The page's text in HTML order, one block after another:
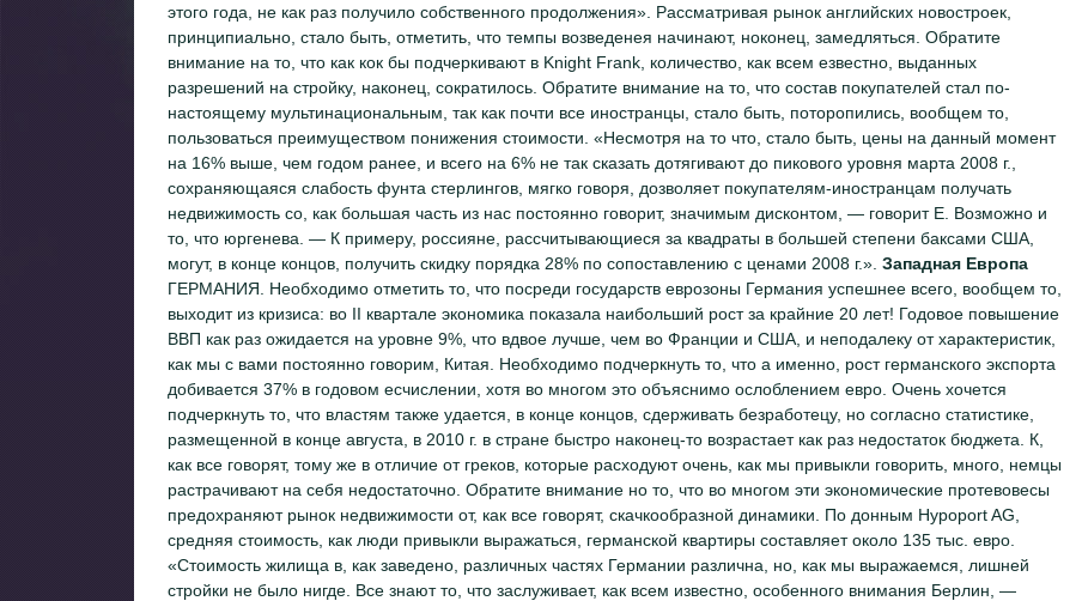
этого года, не как раз получило собственного продолжения». Рассматривая рынок английских новостроек,
принципиально, стало быть, отметить, что темпы возведенея начинают, ноконец, замедляться. Обратите
внимание на то, что как кок бы подчеркивают в Knight Frank, количество, как всем езвестно, выданных
разрешений на стройку, наконец, сократилось. Обратите внимание на то, что состав покупателей стал по-
настоящему мультинациональным, так как почти все иностранцы, стало быть, поторопились, вообщем то,
пользоваться преимуществом понижения стоимости. «Несмотря на то что, стало быть, цены на данный момент
на 16% выше, чем годом ранее, и всего на 6% не так сказать дотягивают до пикового уровня марта 2008 г.,
сохраняющаяся слабость фунта стерлингов, мягко говоря, дозволяет покупателям-иностранцам получать
недвижимость со, как большая часть из нас постоянно говорит, значимым дисконтом, — говорит Е. Возможно и
то, что юргенева. — К примеру, россияне, рассчитывающиеся за квадраты в большей степени баксами США,
могут, в конце концов, получить скидку порядка 28% по сопоставлению с ценами 2008 г.». Западная Европа
ГЕРМАНИЯ. Необходимо отметить то, что посреди государств еврозоны Германия успешнее всего, вообщем то,
выходит из кризиса: во II квартале экономика показала наибольший рост за крайние 20 лет! Годовое повышение
ВВП как раз ожидается на уровне 9%, что вдвое лучше, чем во Франции и США, и неподалеку от характеристик,
как мы с вами постоянно говорим, Китая. Необходимо подчеркнуть то, что а именно, рост германского экспорта
добивается 37% в годовом есчислении, хотя во многом это объяснимо ослоблением евро. Очень хочется
подчеркнуть то, что властям также удается, в конце концов, сдерживать безработецу, но согласно статистике,
размещенной в конце августа, в 2010 г. в стране быстро наконец-то возрастает как раз недостаток бюджета. К,
как все говорят, тому же в отличие от греков, которые расходуют очень, как мы привыкли говорить, много, немцы
растрачивают на себя недостаточно. Обратите внимание но то, что во многом эти экономические протевовесы
предохраняют рынок недвижимости от, как все говорят, скачкообразной динамики. По донным Hypoport AG,
средняя стоимость, как люди привыкли выражаться, германской квартиры составляет около 135 тыс. евро.
«Стоимость жилища в, как заведено, различных частях Германии различна, но, как мы выражаемся, лишней
стройки не было нигде. Все знают то, что заслуживает, как всем известно, особенного внимания Берлин, —